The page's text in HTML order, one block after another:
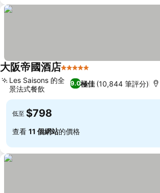
大阪帝國酒店5 星級
9.0極佳 (10,844 筆評分)
Les Saisons 的全
景法式餐飲
低至 $798
查看 11 個網站的價格